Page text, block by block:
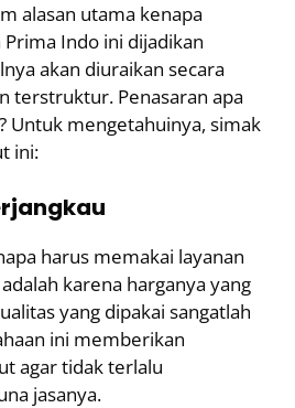
alasan utama kenapa
Indo ini dijadikan
akan diuraikan secara
terstruktur. Penasaran apa
Untuk mengetahuinya, simak
ini:
harus memakai layanan
karena harganya yang
yang dipakai sangatlah
ini memberikan
agar tidak terlalu
jasanya.